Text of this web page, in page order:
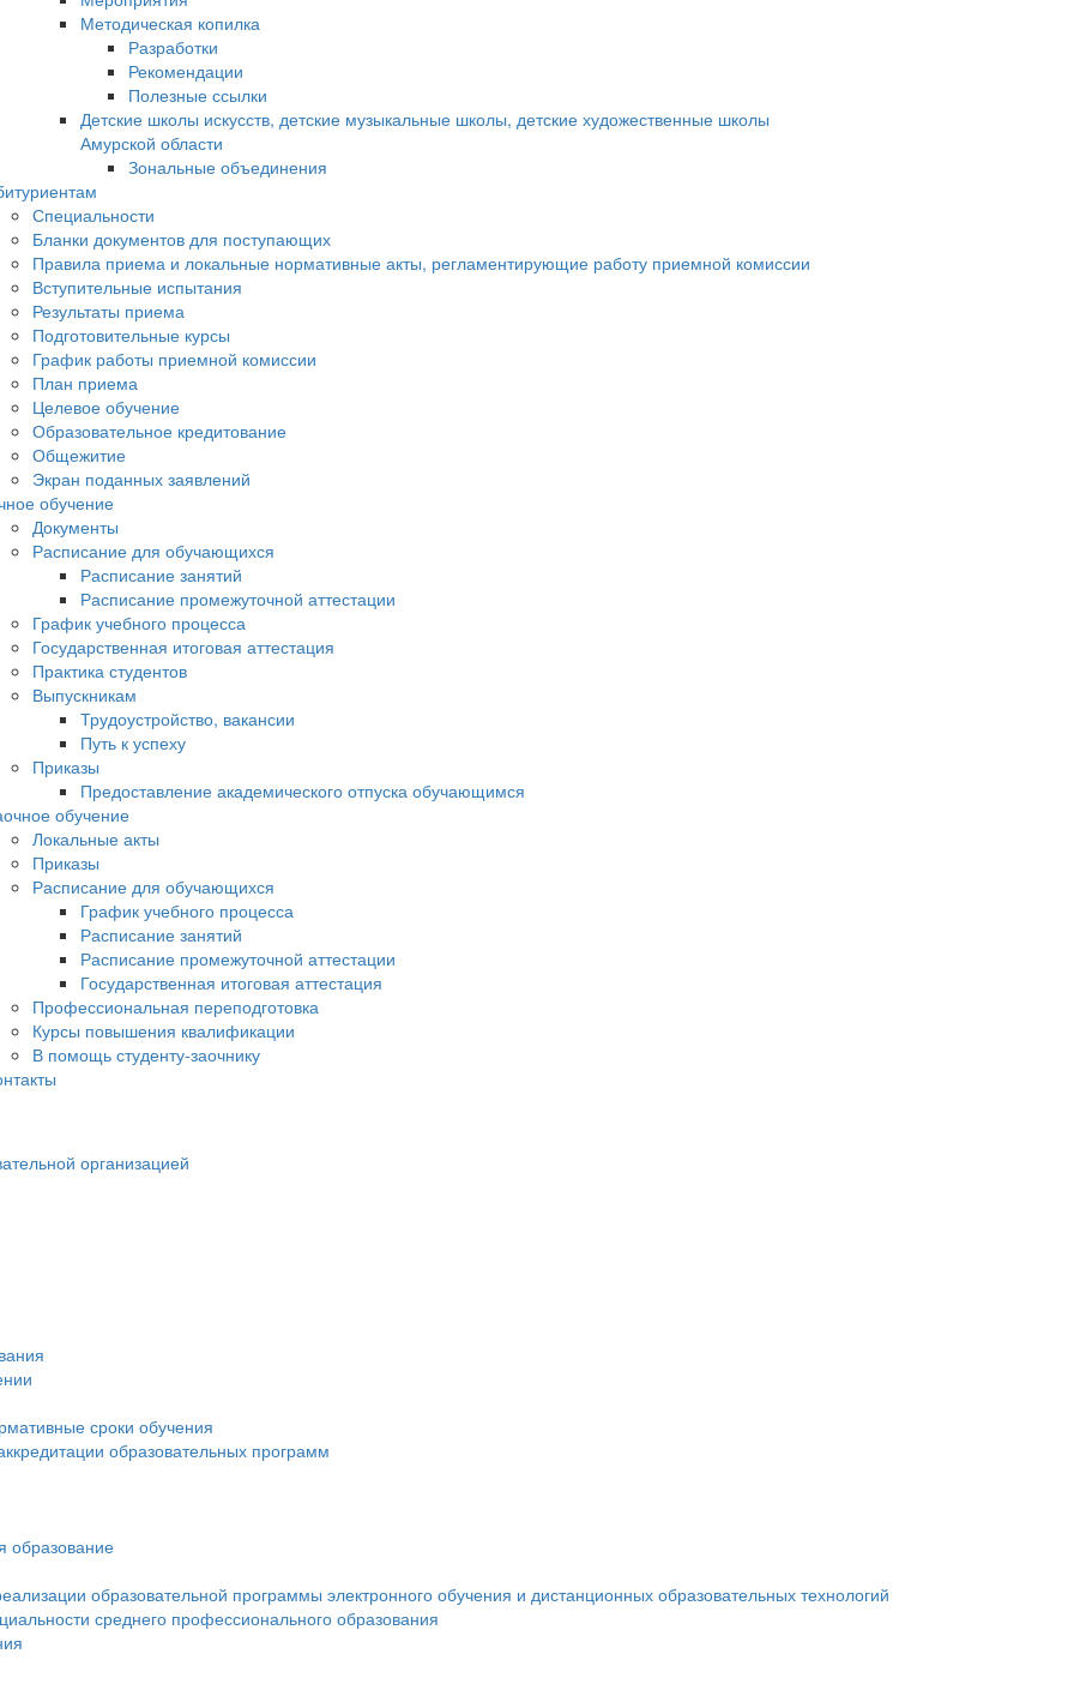
Методическая копилка
Разработки
Рекомендации
Полезные ссылки
Детские школы искусств, детские музыкальные школы, детские художественные школы
Амурской области
Зональные объединения
Специальности
Бланки документов для поступающих
Правила приема и локальные нормативные акты, регламентирующие работу приемной комиссии
Вступительные испытания
Результаты приема
Подготовительные курсы
График работы приемной комиссии
План приема
Целевое обучение
Образовательное кредитование
Общежитие
Экран поданных заявлений
обучение
Документы
Расписание для обучающихся
Расписание занятий
Расписание промежуточной аттестации
График учебного процесса
Государственная итоговая аттестация
Практика студентов
Выпускникам
Трудоустройство, вакансии
Путь к успеху
Приказы
Предоставление академического отпуска обучающимся
обучение
Локальные акты
Приказы
Расписание для обучающихся
График учебного процесса
Расписание занятий
Расписание промежуточной аттестации
Государственная итоговая аттестация
Профессиональная переподготовка
Курсы повышения квалификации
В помощь студенту-заочнику
организацией
сроки обучения
образовательных программ
образование
образовательной программы электронного обучения и дистанционных образовательных технологий
среднего профессионального образования